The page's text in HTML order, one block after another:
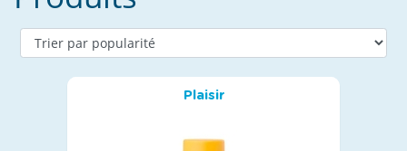
Plaisir